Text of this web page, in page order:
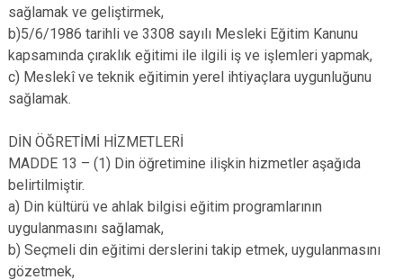
sağlamak ve geliştirmek,
b)5/6/1986 tarihli ve 3308 sayılı Mesleki Eğitim Kanunu
kapsamında çıraklık eğitimi ile ilgili iş ve işlemleri yapmak,
c) Meslekî ve teknik eğitimin yerel ihtiyaçlara uygunluğunu
sağlamak.
DİN ÖĞRETİMİ HİZMETLERİ
MADDE 13 – (1) Din öğretimine ilişkin hizmetler aşağıda
belirtilmiştir.
a) Din kültürü ve ahlak bilgisi eğitim programlarının
uygulanmasını sağlamak,
b) Seçmeli din eğitimi derslerini takip etmek, uygulanmasını
gözetmek,